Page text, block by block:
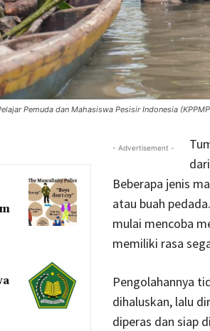
Pemuda dan Mahasiswa Pesisir Indonesia
- Advertisement -
Beberapa jenis
atau buah
mulai mencoba
memiliki rasa
Pengolahannya
dihaluskan, lalu
diperas dan siap